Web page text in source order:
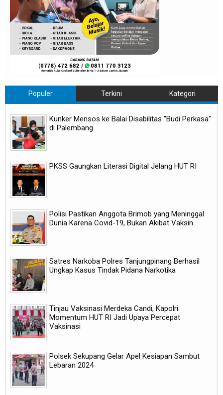
Populer Terkini Kategori
Kunker Mensos ke Balai Disabilitas "Budi Perkasa"
di Palembang
PKSS Gaungkan Literasi Digital Jelang HUT RI
Polisi Pastikan Anggota Brimob yang Meninggal
Dunia Karena Covid-19, Bukan Akibat Vaksin
Satres Narkoba Polres Tanjungpinang Berhasil
Ungkap Kasus Tindak Pidana Narkotika
Tinjau Vaksinasi Merdeka Candi, Kapolri:
Momentum HUT RI Jadi Upaya Percepat
Vaksinasi
Polsek Sekupang Gelar Apel Kesiapan Sambut
Lebaran 2024